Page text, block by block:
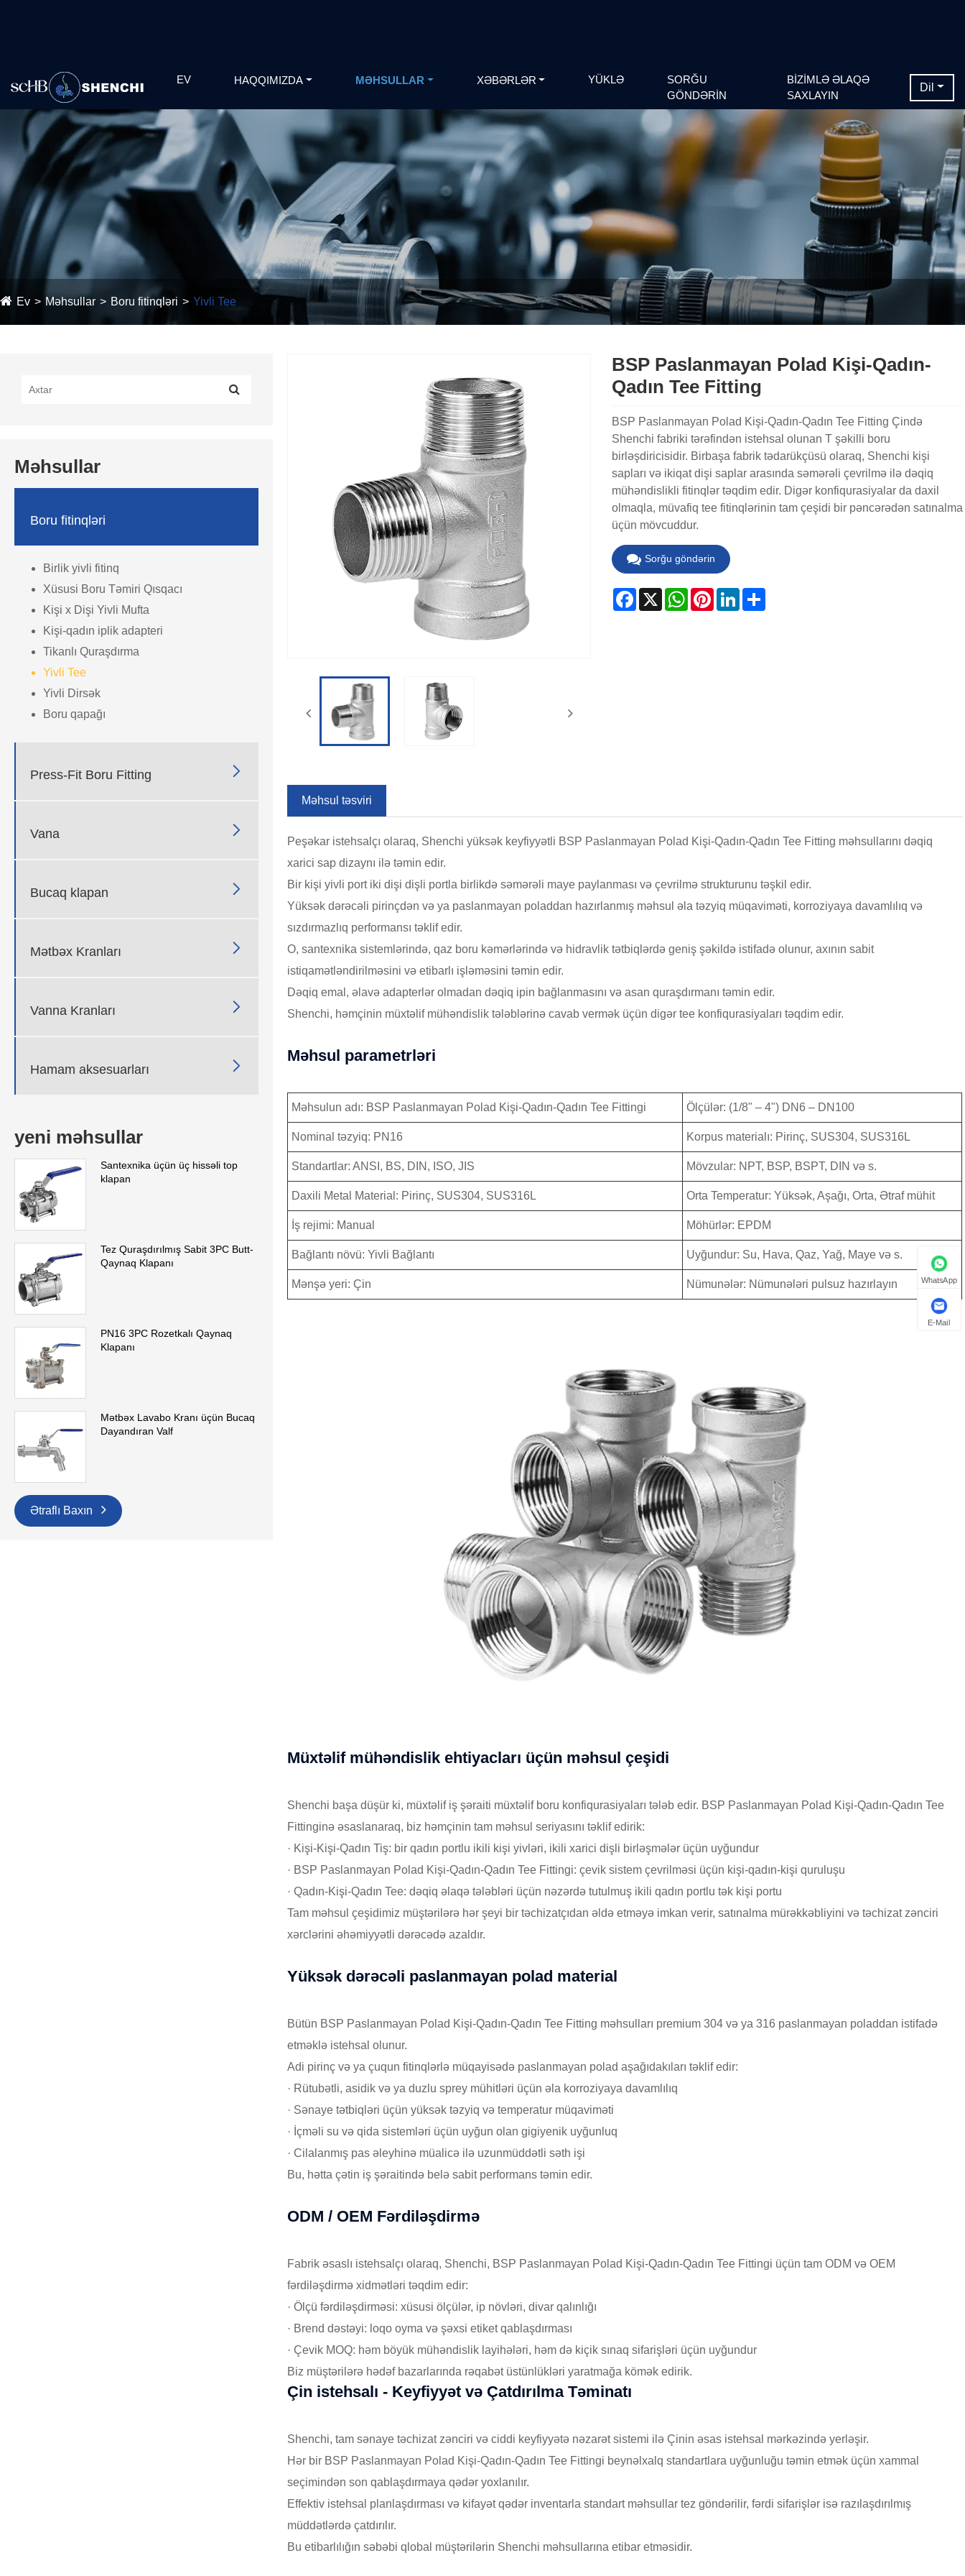
EV HAQQIMIZDA MƏHSULLAR XƏBƏRLƏR YÜKLƏ
SORĞU
GÖNDƏRIN
BIZIMLƏ ƏLAQƏ
SAXLAYIN
Dil
Ev Məhsullar Boru fitinqləri Yivli Tee
Məhsullar
Boru fitinqləri
Birlik yivli fitinq
Xüsusi Boru Təmiri Qısqacı
Kişi x Dişi Yivli Mufta
Kişi-qadın iplik adapteri
Tikanlı Quraşdırma
Yivli Tee
Yivli Dirsək
Boru qapağı
Press-Fit Boru Fitting 
Vana 
Bucaq klapan 
Mətbəx Kranları 
Vanna Kranları 
Hamam aksesuarları 
yeni məhsullar
Santexnika üçün üç hissəli top
klapan
Tez Quraşdırılmış Sabit 3PC Butt-
Qaynaq Klapanı
PN16 3PC Rozetkalı Qaynaq
Klapanı
Mətbəx Lavabo Kranı üçün Bucaq
Dayandıran Valf
Ətraflı Baxın
BSP Paslanmayan Polad Kişi-Qadın-
Qadın Tee Fitting
BSP Paslanmayan Polad Kişi-Qadın-Qadın Tee Fitting Çində
Shenchi fabriki tərəfindən istehsal olunan T şəkilli boru
birləşdiricisidir. Birbaşa fabrik tədarükçüsü olaraq, Shenchi kişi
sapları və ikiqat dişi saplar arasında səmərəli çevrilmə ilə dəqiq
mühəndislikli fitinqlər təqdim edir. Digər konfiqurasiyalar da daxil
olmaqla, müvafiq tee fitinqlərinin tam çeşidi bir pəncərədən satınalma
üçün mövcuddur.
Sorğu göndərin
Facebook
X WhatsApp
PinterestLinkedInShare
Məhsul təsviri
Peşəkar istehsalçı olaraq, Shenchi yüksək keyfiyyətli BSP Paslanmayan Polad Kişi-Qadın-Qadın Tee Fitting məhsullarını dəqiq
xarici sap dizaynı ilə təmin edir.
Bir kişi yivli port iki dişi dişli portla birlikdə səmərəli maye paylanması və çevrilmə strukturunu təşkil edir.
Yüksək dərəcəli pirinçdən və ya paslanmayan poladdan hazırlanmış məhsul əla təzyiq müqaviməti, korroziyaya davamlılıq və
sızdırmazlıq performansı təklif edir.
O, santexnika sistemlərində, qaz boru kəmərlərində və hidravlik tətbiqlərdə geniş şəkildə istifadə olunur, axının sabit
istiqamətləndirilməsini və etibarlı işləməsini təmin edir.
Dəqiq emal, əlavə adapterlər olmadan dəqiq ipin bağlanmasını və asan quraşdırmanı təmin edir.
Shenchi, həmçinin müxtəlif mühəndislik tələblərinə cavab vermək üçün digər tee konfiqurasiyaları təqdim edir.
Məhsul parametrləri
Məhsulun adı: BSP Paslanmayan Polad Kişi-Qadın-Qadın Tee Fittingi Ölçülər: (1/8" – 4") DN6 – DN100
Nominal təzyiq: PN16 Korpus materialı: Pirinç, SUS304, SUS316L
Standartlar: ANSI, BS, DIN, ISO, JIS Mövzular: NPT, BSP, BSPT, DIN və s.
Daxili Metal Material: Pirinç, SUS304, SUS316L Orta Temperatur: Yüksək, Aşağı, Orta, Ətraf mühit
İş rejimi: Manual Möhürlər: EPDM
Bağlantı növü: Yivli Bağlantı Uyğundur: Su, Hava, Qaz, Yağ, Maye və s.
Mənşə yeri: Çin Nümunələr: Nümunələri pulsuz hazırlayın
Müxtəlif mühəndislik ehtiyacları üçün məhsul çeşidi
Shenchi başa düşür ki, müxtəlif iş şəraiti müxtəlif boru konfiqurasiyaları tələb edir. BSP Paslanmayan Polad Kişi-Qadın-Qadın Tee
Fittinginə əsaslanaraq, biz həmçinin tam məhsul seriyasını təklif edirik:
· Kişi-Kişi-Qadın Tiş: bir qadın portlu ikili kişi yivləri, ikili xarici dişli birləşmələr üçün uyğundur
· BSP Paslanmayan Polad Kişi-Qadın-Qadın Tee Fittingi: çevik sistem çevrilməsi üçün kişi-qadın-kişi quruluşu
· Qadın-Kişi-Qadın Tee: dəqiq əlaqə tələbləri üçün nəzərdə tutulmuş ikili qadın portlu tək kişi portu
Tam məhsul çeşidimiz müştərilərə hər şeyi bir təchizatçıdan əldə etməyə imkan verir, satınalma mürəkkəbliyini və təchizat zənciri
xərclərini əhəmiyyətli dərəcədə azaldır.
Yüksək dərəcəli paslanmayan polad material
Bütün BSP Paslanmayan Polad Kişi-Qadın-Qadın Tee Fitting məhsulları premium 304 və ya 316 paslanmayan poladdan istifadə
etməklə istehsal olunur.
Adi pirinç və ya çuqun fitinqlərlə müqayisədə paslanmayan polad aşağıdakıları təklif edir:
· Rütubətli, asidik və ya duzlu sprey mühitləri üçün əla korroziyaya davamlılıq
· Sənaye tətbiqləri üçün yüksək təzyiq və temperatur müqaviməti
· İçməli su və qida sistemləri üçün uyğun olan gigiyenik uyğunluq
· Cilalanmış pas əleyhinə müalicə ilə uzunmüddətli səth işi
Bu, hətta çətin iş şəraitində belə sabit performans təmin edir.
ODM / OEM Fərdiləşdirmə
Fabrik əsaslı istehsalçı olaraq, Shenchi, BSP Paslanmayan Polad Kişi-Qadın-Qadın Tee Fittingi üçün tam ODM və OEM
fərdiləşdirmə xidmətləri təqdim edir:
· Ölçü fərdiləşdirməsi: xüsusi ölçülər, ip növləri, divar qalınlığı
· Brend dəstəyi: loqo oyma və şəxsi etiket qablaşdırması
· Çevik MOQ: həm böyük mühəndislik layihələri, həm də kiçik sınaq sifarişləri üçün uyğundur
Biz müştərilərə hədəf bazarlarında rəqabət üstünlükləri yaratmağa kömək edirik.
Çin istehsalı - Keyfiyyət və Çatdırılma Təminatı
Shenchi, tam sənaye təchizat zənciri və ciddi keyfiyyətə nəzarət sistemi ilə Çinin əsas istehsal mərkəzində yerləşir.
Hər bir BSP Paslanmayan Polad Kişi-Qadın-Qadın Tee Fittingi beynəlxalq standartlara uyğunluğu təmin etmək üçün xammal
seçimindən son qablaşdırmaya qədər yoxlanılır.
Effektiv istehsal planlaşdırması və kifayət qədər inventarla standart məhsullar tez göndərilir, fərdi sifarişlər isə razılaşdırılmış
müddətlərdə çatdırılır.
Bu etibarlılığın səbəbi qlobal müştərilərin Shenchi məhsullarına etibar etməsidir.
WhatsApp
E-Mail